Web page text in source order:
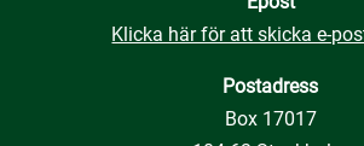
Klicka här för att skicka e-
Postadress
Box 17017